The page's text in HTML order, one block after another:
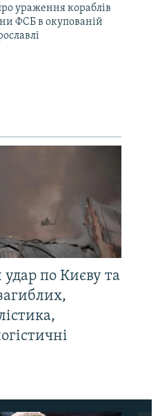
ураження кораблів
ФСБ в окупованій
по Києву та